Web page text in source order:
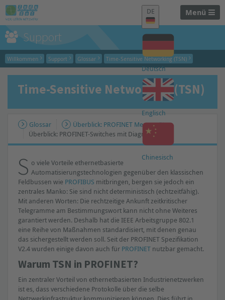
Menü
DE
Deutsch
Englisch
Chinesisch
Support
Willkommen Support Glossar Time-Sensitive Networking (TSN)
Time-Sensitive Networking (TSN)
Glossar
Überblick: PROFINET Messgeräte
Überblick: PROFINET-Switches mit Diagnose
S o viele Vorteile ethernetbasierte
Automatisierungstechnologien gegenüber den klassischen
Feldbussen wie PROFIBUS mitbringen, bergen sie jedoch ein
zentrales Manko: Sie sind nicht deterministisch (echtzeitfähig).
Mit anderen Worten: Die rechtzeitige Ankunft zeitkritischer
Telegramme am Bestimmungswort kann nicht ohne Weiteres
garantiert werden. Deshalb hat die IEEE Arbeitsgruppe 802.1
eine Reihe von Maßnahmen standardisiert, mit denen genau
das sichergestellt werden soll. Seit der PROFINET Spezifikation
V2.4 wurden einige davon auch für PROFINET nutzbar gemacht.
Warum TSN in PROFINET?
Ein zentraler Vorteil von ethernetbasierten Industrienetzwerken
ist es, dass verschiedene Protokolle über die selbe